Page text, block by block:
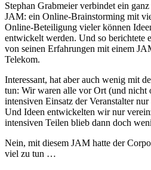
Stephan Grabmeier verbindet ein
JAM: ein Online-Brainstorming mit
Online-Beteiligung vieler können
entwickelt werden. Und so berichtete
von seinen Erfahrungen mit einem
Telekom.
Interessant, hat aber auch wenig mit
tun: Wir waren alle vor Ort (und nicht
intensiven Einsatz der Veranstalter
Und Ideen entwickelten wir nur
intensiven Teilen blieb dann doch
Nein, mit diesem JAM hatte der
viel zu tun …